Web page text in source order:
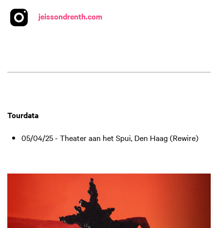
jeissondrenth.com
Tourdata
05/04/25 - Theater aan het Spui, Den Haag (Rewire)